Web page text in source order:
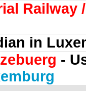
Railway /
in
-